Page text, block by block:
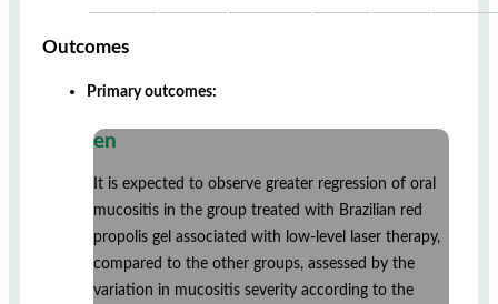
Outcomes
Primary outcomes:
en
It is expected to observe greater regression of oral
mucositis in the group treated with Brazilian red
propolis gel associated with low-level laser therapy,
compared to the other groups, assessed by the
variation in mucositis severity according to the